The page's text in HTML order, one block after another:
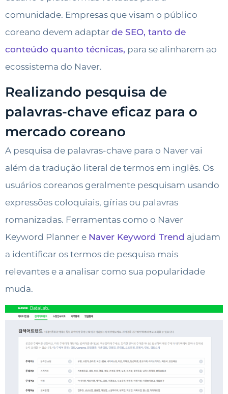
comunidade. Empresas que visam o público
coreano devem adaptar de SEO, tanto de
conteúdo quanto técnicas, para se alinharem ao
ecossistema do Naver.
Realizando pesquisa de
palavras-chave eficaz para o
mercado coreano
A pesquisa de palavras-chave para o Naver vai
além da tradução literal de termos em inglês. Os
usuários coreanos geralmente pesquisam usando
expressões coloquiais, gírias ou palavras
romanizadas. Ferramentas como o Naver
Keyword Planner e Naver Keyword Trend ajudam
a identificar os termos de pesquisa mais
relevantes e a analisar como sua popularidade
muda.